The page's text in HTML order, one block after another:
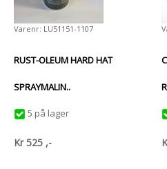
Varenr: LU51151-1107
RUST-OLEUM HARD HAT
SPRAYMALIN..
5 på lager
Kr525 ,-